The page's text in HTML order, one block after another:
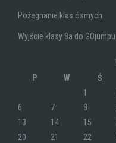
Pożegnanie klas ósmych
Wyjście klasy 8a do GOjumpu
P
W Ś
1
6
7 8
13
14 15
20
21 22